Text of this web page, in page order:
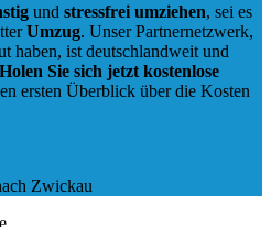
und stressfrei umziehen, sei es
Umzug. Unser Partnernetzwerk,
haben, ist deutschlandweit und
Holen Sie sich jetzt kostenlose
ersten Überblick über die Kosten